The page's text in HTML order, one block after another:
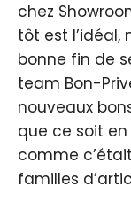
chez
tôt est l’idéal,
bonne fin de
team Bon-
nouveaux
que ce soit
comme
familles